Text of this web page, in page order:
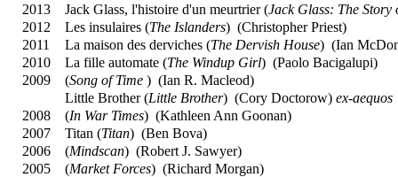
2013
Jack Glass, l'histoire d'un meurtrier (Jack Glass: The Story
2012
Les insulaires (The Islanders) (Christopher Priest)
2011
La maison des derviches (The Dervish House) (Ian
2010
La fille automate (The Windup Girl) (Paolo Bacigalupi)
2009
(Song of Time ) (Ian R. Macleod)
Little Brother (Little Brother) (Cory Doctorow) ex-aequos
2008
(In War Times) (Kathleen Ann Goonan)
2007
Titan (Titan) (Ben Bova)
2006
(Mindscan) (Robert J. Sawyer)
2005
(Market Forces) (Richard Morgan)